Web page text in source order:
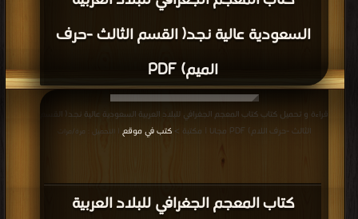
السعودية عالية نجد( القسم الثالث -حرف
الميم) PDF
كتاب المعجم الجغرافي للبلاد العربية
قراءة و تحميل كتاب كتاب المعجم الجغرافي للبلاد العربية السعودية عالية نجد( القسم
الثالث -حرف اللام) PDF مجانا | مكتبة >
كتب في موقع | التحميل : مرة/مرات